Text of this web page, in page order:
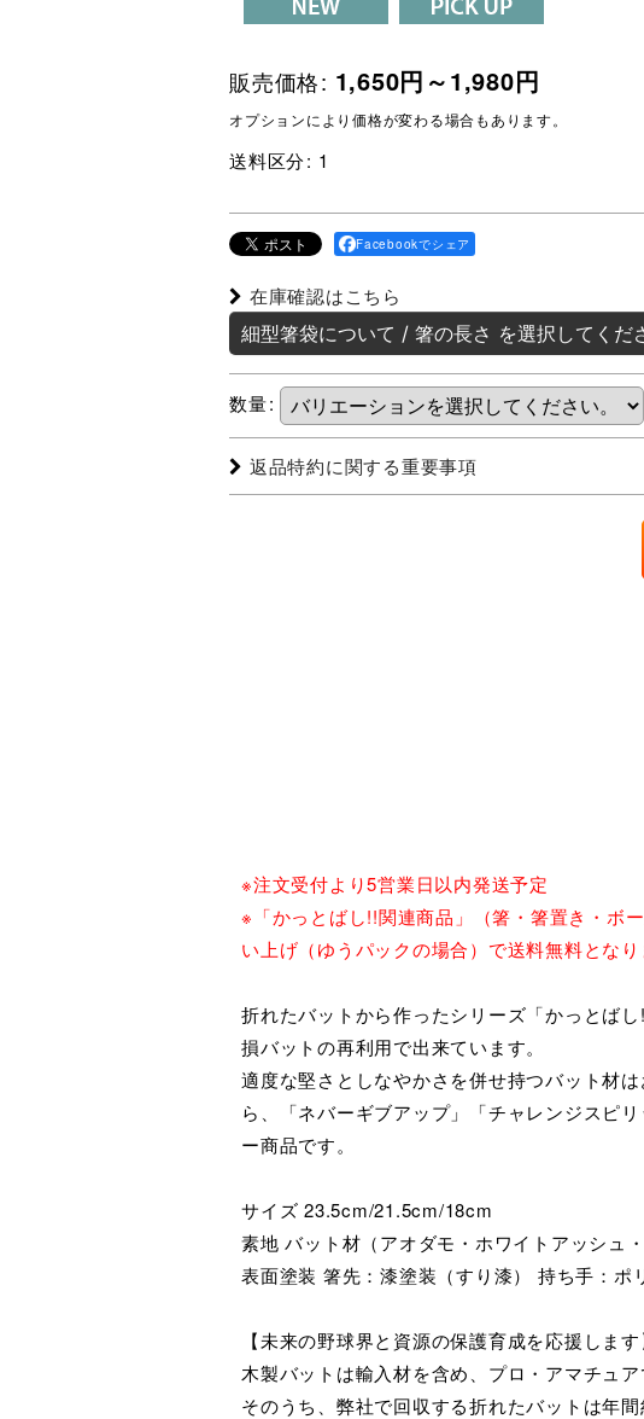
販売価格: 1,650円 ～1,980円
オプションにより価格が変わる場合もあります。
送料区分: 1
Facebookでシェア
在庫確認はこちら
細型箸袋について / 箸の長さ を選択してくだ
数量:
返品特約に関する重要事項
※注文受付より5営業日以内発送予定
※「かっとばし!!関連商品」（箸・箸置き・ボ
い上げ（ゆうパックの場合）で送料無料とな
折れたバットから作ったシリーズ「かっとば
損バットの再利用で出来ています。
適度な堅さとしなやかさを併せ持つバット材
ら、「ネバーギブアップ」「チャレンジスピ
ー商品です。
サイズ 23.5cm/21.5cm/18cm
素地 バット材（アオダモ・ホワイトアッシュ・
表面塗装 箸先：漆塗装（すり漆） 持ち手：ポ
【未来の野球界と資源の保護育成を応援します
木製バットは輸入材を含め、プロ・アマチュ
そのうち、弊社で回収する折れたバットは年間